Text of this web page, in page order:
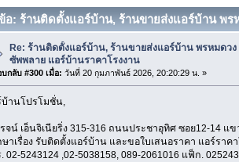
อ: ร้านติดตั้งแอร์บ้าน, ร้านขายส่งแอร์บ้าน พร
Re: ร้านติดตั้งแอร์บ้าน, ร้านขายส่งแอร์บ้าน พรหมดวง
ซัพพลาย แอร์บ้านราคาโรงงาน
กลับ #300 เมื่อ: วันที่ 20 กุมภาพันธ์ 2026, 20:20:29 น. »
บ้านโปรโมชั่น,
จน์ เอ็นจิเนียริ่ง 315-316 ถนนประชาอุทิศ ซอย12-14 แ
าเรื่อง รับติดตั้งแอร์บ้าน และขอใบเสนอราคา แอร์ราค
02-5243124 ,02-5038158, 089-2061016 แฟ็ก.